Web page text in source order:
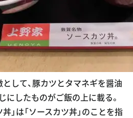
として、豚カツとタマネギを醤油
にしたものがご飯の上に載る。
」は「ソースカツ丼」のことを指